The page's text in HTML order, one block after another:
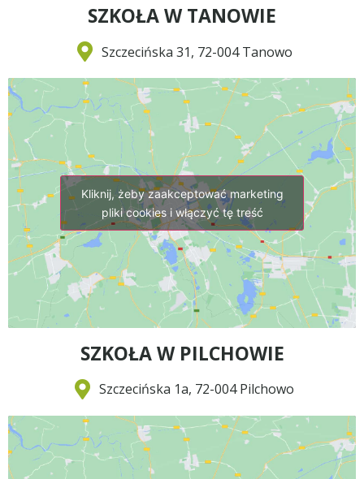
SZKOŁA W TANOWIE
Szczecińska 31, 72-004 Tanowo
Kliknij, żeby zaakceptować marketing
pliki cookies i włączyć tę treść
SZKOŁA W PILCHOWIE
Szczecińska 1a, 72-004 Pilchowo